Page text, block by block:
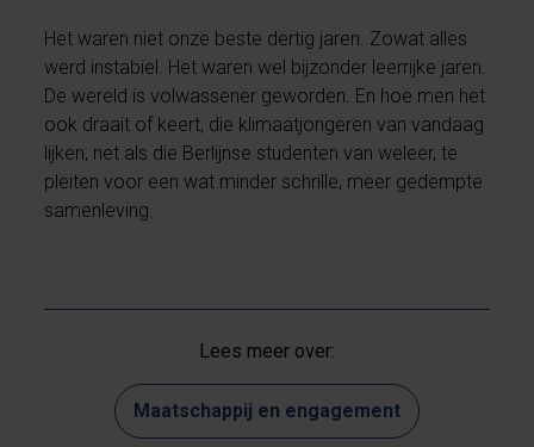
Het waren niet onze beste dertig jaren. Zowat alles
werd instabiel. Het waren wel bijzonder leerrijke jaren.
De wereld is volwassener geworden. En hoe men het
ook draait of keert, die klimaatjongeren van vandaag
lijken, net als die Berlijnse studenten van weleer, te
pleiten voor een wat minder schrille, meer gedempte
samenleving.
Lees meer over:
Maatschappij en engagement